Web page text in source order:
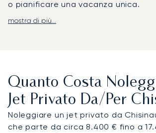
o pianificare una vacanza unica.
Noi di LunaJets possiamo adattare
personalizzato ti assicura di
preparato per riunioni importanti in
Centro Espositivo Internazionale
Le nostre origini svizzere sono al
mostra di più...
Quanto Costa
Jet Privato Da/per
Noleggiare un jet privato da
che parte da circa 8.400 € fino a